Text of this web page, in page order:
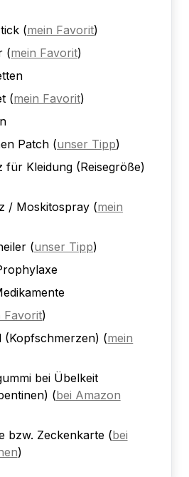
(mein Favorit)
(mein Favorit)
(mein Favorit)
Patch (unser Tipp)
für Kleidung (Reisegröße)
/ Moskitospray (mein
(unser Tipp)
Favorit)
(Kopfschmerzen) (mein
bei Übelkeit
(bei Amazon
bzw. Zeckenkarte (bei
)